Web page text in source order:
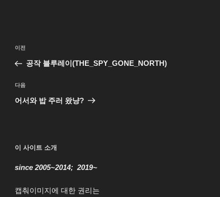
색
이
전
이전
공작 블루레이(THE_SPY_GONE_NORTH)
다
음
다음
어서와 밥 주러 왔냥?
이 사이트 소개
since 2005~2014; 2019~
캡춰이미지에 대한 권리는